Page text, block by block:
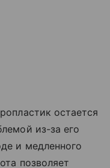
остается
из-за его
и медленного
позволяет